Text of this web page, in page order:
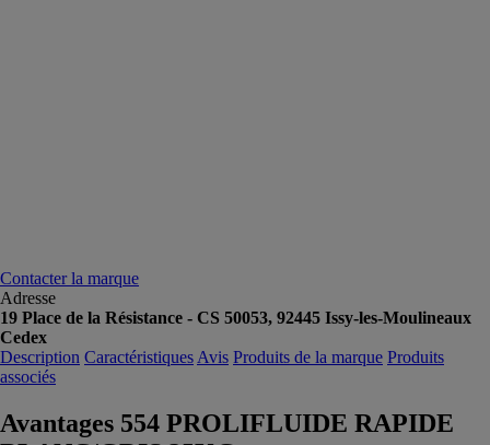
Contacter la marque
Adresse
19 Place de la Résistance - CS 50053, 92445 Issy-les-Moulineaux
Cedex
Description Caractéristiques Avis Produits de la marque Produits
associés
Avantages 554 PROLIFLUIDE RAPIDE